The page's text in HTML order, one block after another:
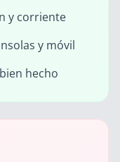
y corriente
y móvil
hecho